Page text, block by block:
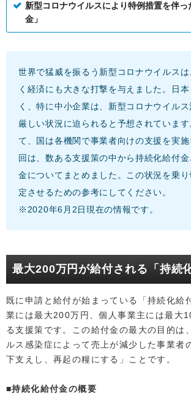
新型コロナウイルスにより特例措置を伴
金」
世界で猛威を振るう新型コロナウイルス
く経済にも大きな打撃を与えました。日
く、特に中小企業は、新型コロナウイル
厳しい状況に迫られると予想されていま
て、国は各機関で事業者向けの支援を実
回は、数ある支援策の中から持続化給付
金についてまとめました。この状況を乗
定させるための参考にしてください。
※2020年6月2日現在の情報です。
最大200万円が給付される「持続
既に申請と給付が始まっている「持続化給
業には最大200万円、個人事業主には最大
る支援策です。この給付金の最大の目的は
ルス感染症によって売上が減少した事業者
下支えし、再起の糧にする」ことです。
■持続化給付金の概要